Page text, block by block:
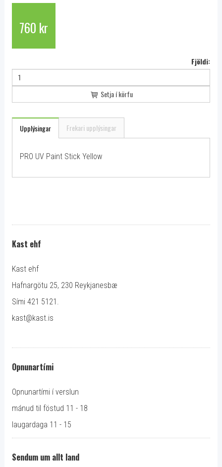
760 kr
Fjöldi:
Setja í körfu
Upplýsingar Frekari upplýsingar
PRO UV Paint Stick Yellow
Kast ehf
Kast ehf
Hafnargötu 25, 230 Reykjanesbæ
Sími 421 5121.
kast@kast.is
Opnunartími
Opnunartími í verslun
mánud til föstud 11 - 18
laugardaga 11 - 15
Sendum um allt land